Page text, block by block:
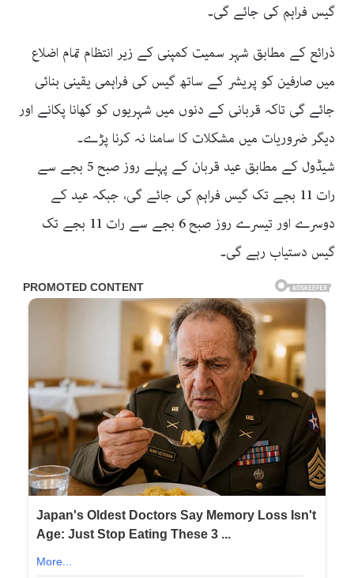
گیس فراہم کی جائے گی۔
ذرائع کے مطابق شہر سمیت کمپنی کے زیر انتظام تمام اضلاع
میں صارفین کو پریشر کے ساتھ گیس کی فراہمی یقینی بنائی
جائے گی تاکہ قربانی کے دنوں میں شہریوں کو کھانا پکانے اور
دیگر ضروریات میں مشکلات کا سامنا نہ کرنا پڑے۔
شیڈول کے مطابق عید قربان کے پہلے روز صبح 5 بجے سے
رات 11 بجے تک گیس فراہم کی جائے گی، جبکہ عید کے
دوسرے اور تیسرے روز صبح 6 بجے سے رات 11 بجے تک
گیس دستیاب رہے گی۔